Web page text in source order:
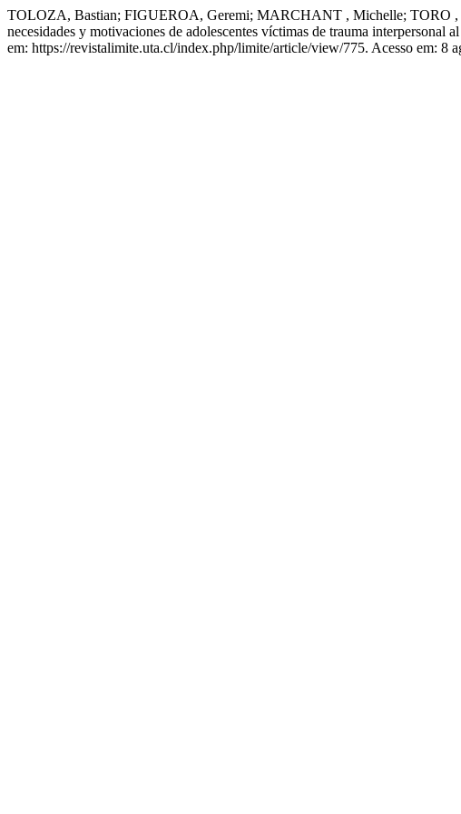
TOLOZA, Bastian; FIGUEROA, Geremi; MARCHANT , Michelle; TORO ,
necesidades y motivaciones de adolescentes víctimas de trauma interpersonal
em: https://revistalimite.uta.cl/index.php/limite/article/view/775. Acesso em: 8